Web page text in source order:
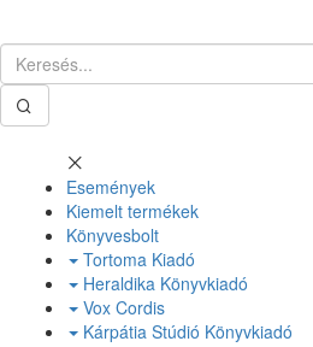
Események
Kiemelt termékek
Könyvesbolt
Tortoma Kiadó
Heraldika Könyvkiadó
Vox Cordis
Kárpátia Stúdió Könyvkiadó